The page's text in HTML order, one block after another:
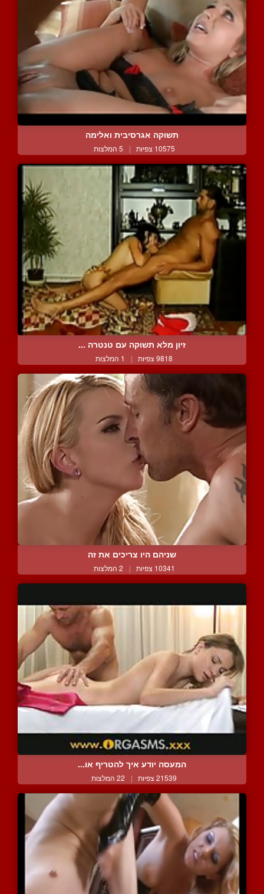
תשוקה אגרסיבית ואלימה
10575 צפיות | 5 המלצות
זיון מלא תשוקה עם טנטרה ...
9818 צפיות | 1 המלצות
שניהם היו צריכים את זה
10341 צפיות | 2 המלצות
המעסה יודע איך להטריף או...
21539 צפיות | 22 המלצות